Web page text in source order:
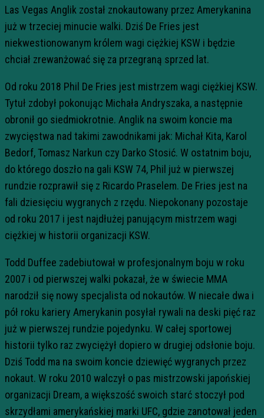
Las Vegas Anglik został znokautowany przez Amerykanina
już w trzeciej minucie walki. Dziś De Fries jest
niekwestionowanym królem wagi ciężkiej KSW i będzie
chciał zrewanżować się za przegraną sprzed lat.
Od roku 2018 Phil De Fries jest mistrzem wagi ciężkiej KSW.
Tytuł zdobył pokonując Michała Andryszaka, a następnie
obronił go siedmiokrotnie. Anglik na swoim koncie ma
zwycięstwa nad takimi zawodnikami jak: Michał Kita, Karol
Bedorf, Tomasz Narkun czy Darko Stosić. W ostatnim boju,
do którego doszło na gali KSW 74, Phil już w pierwszej
rundzie rozprawił się z Ricardo Praselem. De Fries jest na
fali dziesięciu wygranych z rzędu. Niepokonany pozostaje
od roku 2017 i jest najdłużej panującym mistrzem wagi
ciężkiej w historii organizacji KSW.
Todd Duffee zadebiutował w profesjonalnym boju w roku
2007 i od pierwszej walki pokazał, że w świecie MMA
narodził się nowy specjalista od nokautów. W niecałe dwa i
pół roku kariery Amerykanin posyłał rywali na deski pięć raz
już w pierwszej rundzie pojedynku. W całej sportowej
historii tylko raz zwyciężył dopiero w drugiej odsłonie boju.
Dziś Todd ma na swoim koncie dziewięć wygranych przez
nokaut. W roku 2010 walczył o pas mistrzowski japońskiej
organizacji Dream, a większość swoich starć stoczył pod
skrzydłami amerykańskiej marki UFC, gdzie zanotował jeden